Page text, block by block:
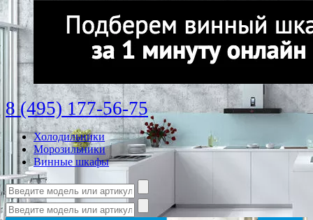
8 (495) 177-56-75
Холодильники
Морозильники
Винные шкафы